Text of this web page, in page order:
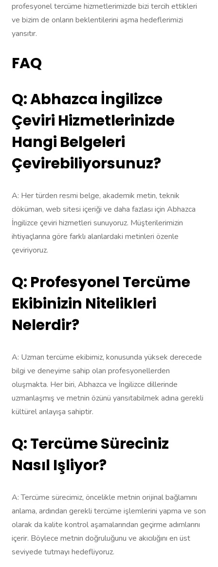
profesyonel tercüme hizmetlerimizde bizi tercih ettikleri
ve bizim de onların beklentilerini aşma hedeflerimizi
yansıtır.
FAQ
Q: Abhazca İngilizce
Çeviri Hizmetlerinizde
Hangi Belgeleri
Çevirebiliyorsunuz?
A: Her türden resmi belge, akademik metin, teknik
döküman, web sitesi içeriği ve daha fazlası için Abhazca
İngilizce çeviri hizmetleri sunuyoruz. Müşterilerimizin
ihtiyaçlarına göre farklı alanlardaki metinleri özenle
çeviriyoruz.
Q: Profesyonel Tercüme
Ekibinizin Nitelikleri
Nelerdir?
A: Uzman tercüme ekibimiz, konusunda yüksek derecede
bilgi ve deneyime sahip olan profesyonellerden
oluşmakta. Her biri, Abhazca ve İngilizce dillerinde
uzmanlaşmış ve metnin özünü yansıtabilmek adına gerekli
kültürel anlayışa sahiptir.
Q: Tercüme Süreciniz
Nasıl Işliyor?
A: Tercüme sürecimiz, öncelikle metnin orijinal bağlamını
anlama, ardından gerekli tercüme işlemlerini yapma ve son
olarak da kalite kontrol aşamalarından geçirme adımlarını
içerir. Böylece metnin doğruluğunu ve akıcılığını en üst
seviyede tutmayı hedefliyoruz.